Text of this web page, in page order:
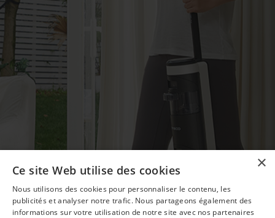
×
Ce site Web utilise des cookies
Nous utilisons des cookies pour personnaliser le contenu, les
publicités et analyser notre trafic. Nous partageons également des
informations sur votre utilisation de notre site avec nos partenaires